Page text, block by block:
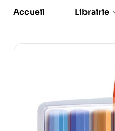
Accueil Librairie